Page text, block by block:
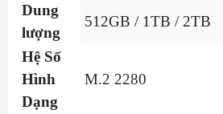
Dung
lượng
512GB / 1TB / 2TB
Hệ Số
Hình
Dạng
M.2 2280